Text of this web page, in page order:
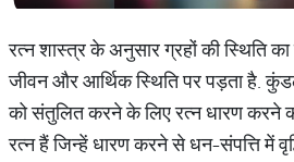
रत्न शास्त्र के अनुसार ग्रहों की स्थिति का
जीवन और आर्थिक स्थिति पर पड़ता है.
को संतुलित करने के लिए रत्न धारण करने
रत्न हैं जिन्हें धारण करने से धन-संपत्ति में